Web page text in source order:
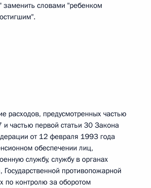
заменить словами "ребенком
расходов, предусмотренных частью
и частью первой статьи 30 Закона
от 12 февраля 1993 года
обеспечении лиц,
службу, службу в органах
Государственной противопожарной
по контролю за оборотом